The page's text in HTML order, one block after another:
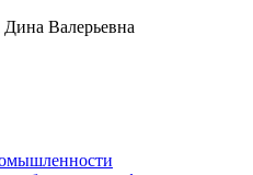
Валерьевна